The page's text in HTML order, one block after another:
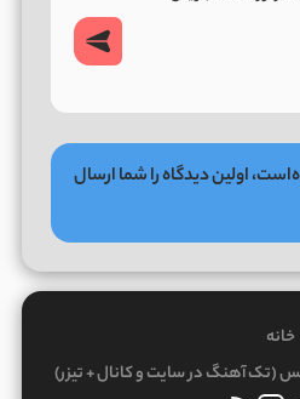
اولین دیدگاه را شما ارسال
خانه
آهنگ در سایت و کانال + تیزر)